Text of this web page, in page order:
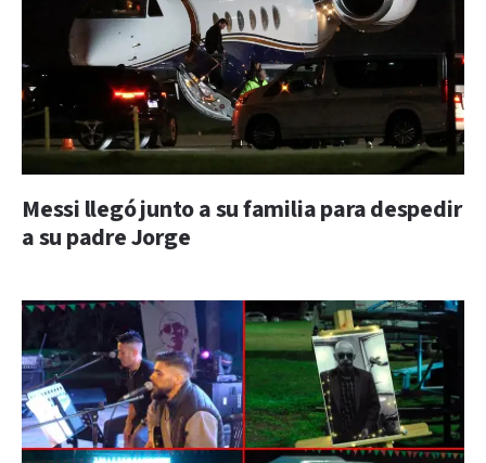
Messi llegó junto a su familia para despedir
a su padre Jorge